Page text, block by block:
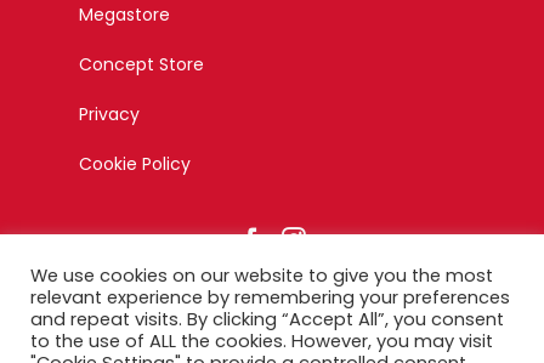
Megastore
Concept Store
Privacy
Cookie Policy
© Copyright 2023 – Esagono Srl – Tutti i diritti riservati –
We use cookies on our website to give you the most
relevant experience by remembering your preferences
and repeat visits. By clicking “Accept All”, you consent
to the use of ALL the cookies. However, you may visit